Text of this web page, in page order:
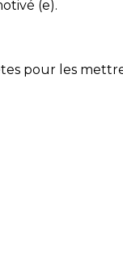
(e).
pour les